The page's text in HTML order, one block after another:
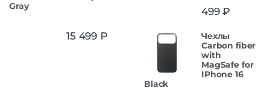
Gray
15 499 ₽
499₽
Чехлы
Carbon fiber
with
MagSafe for
IPhone 16
Black